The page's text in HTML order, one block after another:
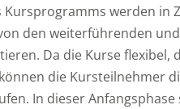
Kursprogramms werden in
den weiterführenden
Da die Kurse flexibel,
die Kursteilnehmer
In dieser Anfangsphase